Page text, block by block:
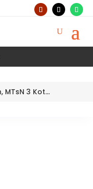
Dua Setengah Tahun Penuh Kesan, MTsN 3 Kota Padang Lepas Pengawas Pembina Dra. Nayusminar Nasrun